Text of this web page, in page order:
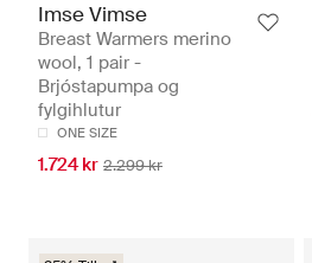
Imse Vimse
Breast Warmers merino
wool, 1 pair -
Brjóstapumpa og
fylgihlutur
ONE SIZE
1.724 kr 2.299 kr